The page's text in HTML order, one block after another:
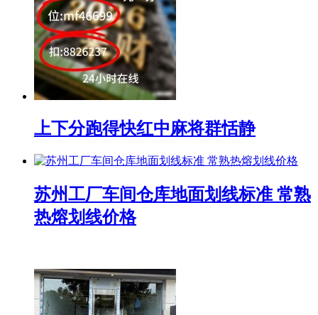
上下分跑得快红中麻将群恬静
苏州工厂车间仓库地面划线标准 常熟
热熔划线价格